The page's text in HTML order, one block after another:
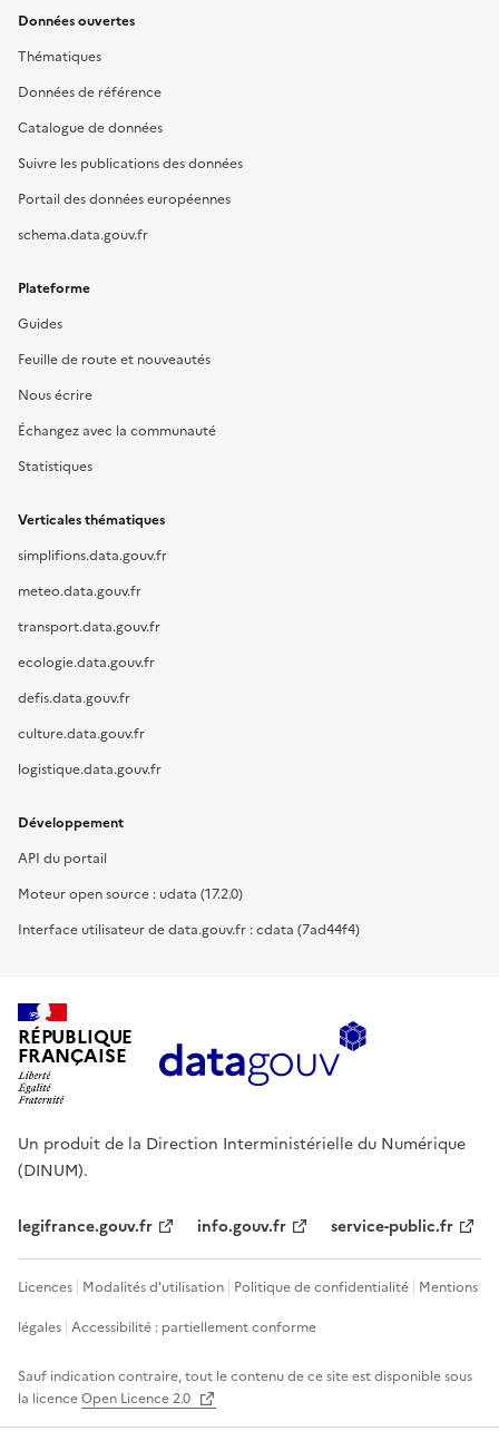
Données ouvertes
Thématiques
Données de référence
Catalogue de données
Suivre les publications des données
Portail des données européennes
schema.data.gouv.fr
Plateforme
Guides
Feuille de route et nouveautés
Nous écrire
Échangez avec la communauté
Statistiques
Verticales thématiques
simplifions.data.gouv.fr
meteo.data.gouv.fr
transport.data.gouv.fr
ecologie.data.gouv.fr
defis.data.gouv.fr
culture.data.gouv.fr
logistique.data.gouv.fr
Développement
API du portail
Moteur open source : udata (17.2.0)
Interface utilisateur de data.gouv.fr : cdata (7ad44f4)
RÉPUBLIQUE
FRANÇAISE
Un produit de la Direction Interministérielle du Numérique
(DINUM).
legifrance.gouv.fr info.gouv.fr service-public.fr
Licences Modalités d'utilisation Politique de confidentialité Mentions
légales Accessibilité : partiellement conforme
Sauf indication contraire, tout le contenu de ce site est disponible sous
la licenceOpen Licence 2.0